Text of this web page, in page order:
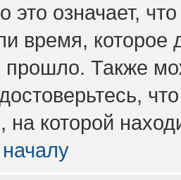
это означает,
время, которое
Также
которой